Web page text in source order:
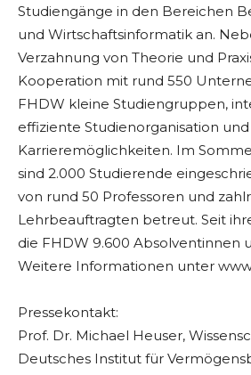
Studiengänge in den Bereichen
und Wirtschaftsinformatik an.
Verzahnung von Theorie und
Kooperation mit rund 550
FHDW kleine Studiengruppen,
effiziente Studienorganisation
Karrieremöglichkeiten. Im
sind 2.000 Studierende
von rund 50 Professoren und
Lehrbeauftragten betreut. Seit
die FHDW 9.600 Absolventinnen
Weitere Informationen unter
Pressekontakt:
Prof. Dr. Michael Heuser,
Deutsches Institut für